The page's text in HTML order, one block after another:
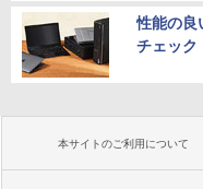
性能の良
チェック
本サイトのご利用について